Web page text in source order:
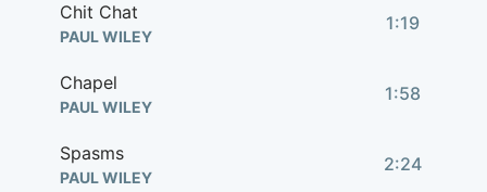
Chit Chat
PAUL WILEY
1:19
Chapel
PAUL WILEY
1:58
Spasms
PAUL WILEY
2:24